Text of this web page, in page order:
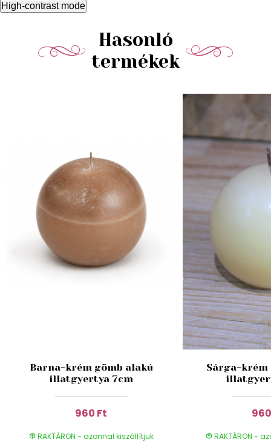
High-contrast mode
Hasonló
termékek
Barna-krém gömb alakú
illatgyertya 7cm
960 Ft
RAKTÁRON - azonnal kiszállítjuk
Sárga-krém
RAKTÁRON -